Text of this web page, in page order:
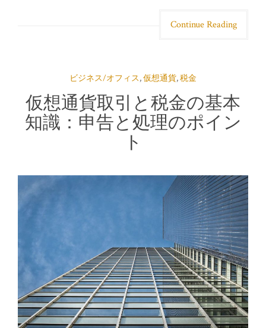
Continue Reading
ビジネス/オフィス,仮想通貨,税金
仮想通貨取引と税金の基本
知識：申告と処理のポイン
ト